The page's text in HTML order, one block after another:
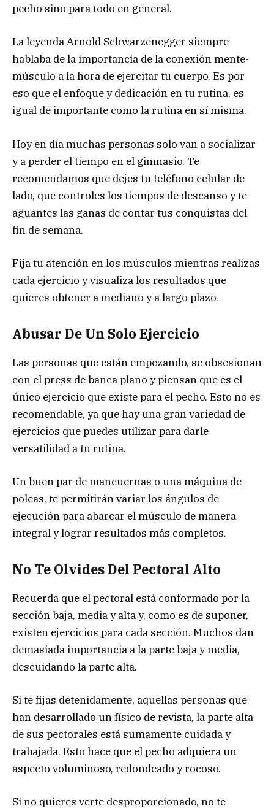
pecho sino para todo en general.
La leyenda Arnold Schwarzenegger siempre
hablaba de la importancia de la conexión mente-
músculo a la hora de ejercitar tu cuerpo. Es por
eso que el enfoque y dedicación en tu rutina, es
igual de importante como la rutina en sí misma.
Hoy en día muchas personas solo van a socializar
y a perder el tiempo en el gimnasio. Te
recomendamos que dejes tu teléfono celular de
lado, que controles los tiempos de descanso y te
aguantes las ganas de contar tus conquistas del
fin de semana.
Fija tu atención en los músculos mientras realizas
cada ejercicio y visualiza los resultados que
quieres obtener a mediano y a largo plazo.
Abusar De Un Solo Ejercicio
Las personas que están empezando, se obsesionan
con el press de banca plano y piensan que es el
único ejercicio que existe para el pecho. Esto no es
recomendable, ya que hay una gran variedad de
ejercicios que puedes utilizar para darle
versatilidad a tu rutina.
Un buen par de mancuernas o una máquina de
poleas, te permitirán variar los ángulos de
ejecución para abarcar el músculo de manera
integral y lograr resultados más completos.
No Te Olvides Del Pectoral Alto
Recuerda que el pectoral está conformado por la
sección baja, media y alta y, como es de suponer,
existen ejercicios para cada sección. Muchos dan
demasiada importancia a la parte baja y media,
descuidando la parte alta.
Si te fijas detenidamente, aquellas personas que
han desarrollado un físico de revista, la parte alta
de sus pectorales está sumamente cuidada y
trabajada. Esto hace que el pecho adquiera un
aspecto voluminoso, redondeado y rocoso.
Si no quieres verte desproporcionado, no te